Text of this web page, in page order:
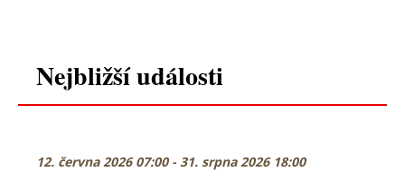
Nejbližší události
12. června 2026 07:00 - 31. srpna 2026 18:00